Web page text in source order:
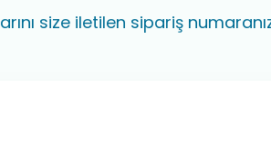
size iletilen sipariş